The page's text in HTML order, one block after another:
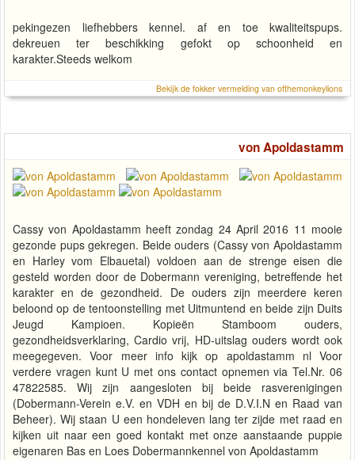
pekingezen liefhebbers kennel. af en toe kwaliteitspups.
dekreuen ter beschikking gefokt op schoonheid en
karakter.Steeds welkom
Bekijk de fokker vermelding van ofthemonkeylions
von Apoldastamm
Cassy von Apoldastamm heeft zondag 24 April 2016 11 mooie
gezonde pups gekregen. Beide ouders (Cassy von Apoldastamm
en Harley vom Elbauetal) voldoen aan de strenge eisen die
gesteld worden door de Dobermann vereniging, betreffende het
karakter en de gezondheid. De ouders zijn meerdere keren
beloond op de tentoonstelling met Uitmuntend en beide zijn Duits
Jeugd Kampioen. Kopieën Stamboom ouders,
gezondheidsverklaring, Cardio vrij, HD-uitslag ouders wordt ook
meegegeven. Voor meer info kijk op apoldastamm nl Voor
verdere vragen kunt U met ons contact opnemen via Tel.Nr. 06
47822585. Wij zijn aangesloten bij beide rasverenigingen
(Dobermann-Verein e.V. en VDH en bij de D.V.I.N en Raad van
Beheer). Wij staan U een hondeleven lang ter zijde met raad en
kijken uit naar een goed kontakt met onze aanstaande puppie
eigenaren Bas en Loes Dobermannkennel von Apoldastamm